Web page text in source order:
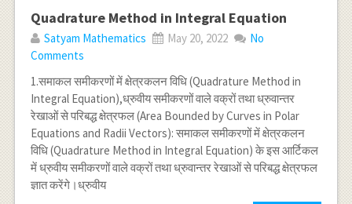
Quadrature Method in Integral Equation
Satyam Mathematics May 20, 2022
No
Comments
1.समाकल समीकरणों में क्षेत्रकलन विधि (Quadrature Method in
Integral Equation),ध्रुवीय समीकरणों वाले वक्रों तथा ध्रुवान्तर
रेखाओं से परिबद्ध क्षेत्रफल (Area Bounded by Curves in Polar
Equations and Radii Vectors): समाकल समीकरणों में क्षेत्रकलन
विधि (Quadrature Method in Integral Equation) के इस आर्टिकल
में ध्रुवीय समीकरणों वाले वक्रों तथा ध्रुवान्तर रेखाओं से परिबद्ध क्षेत्रफल
ज्ञात करेंगे।ध्रुवीय